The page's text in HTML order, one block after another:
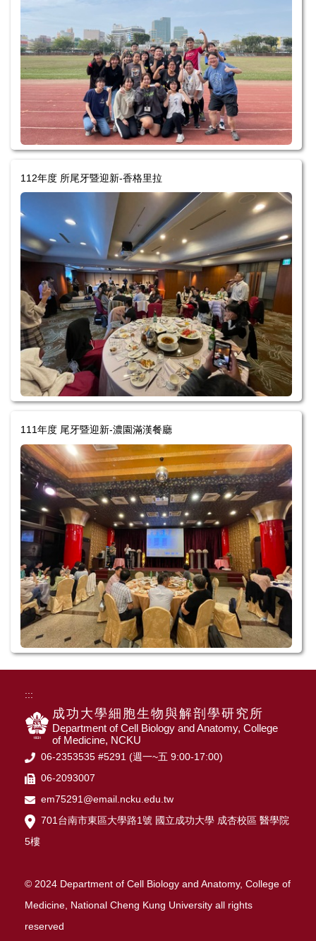
112年度 所尾牙暨迎新-香格里拉
111年度 尾牙暨迎新-濃園滿漢餐廳
:::
成功大學細胞生物與解剖學研究所
Department of Cell Biology and Anatomy, College
of Medicine, NCKU
06-2353535 #5291 (週一~五 9:00-17:00)
06-2093007
em75291@email.ncku.edu.tw
701台南市東區大學路1號 國立成功大學 成杏校區 醫學院
5樓
© 2024 Department of Cell Biology and Anatomy, College of
Medicine, National Cheng Kung University all rights
reserved